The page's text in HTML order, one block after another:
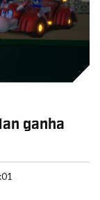
ganha